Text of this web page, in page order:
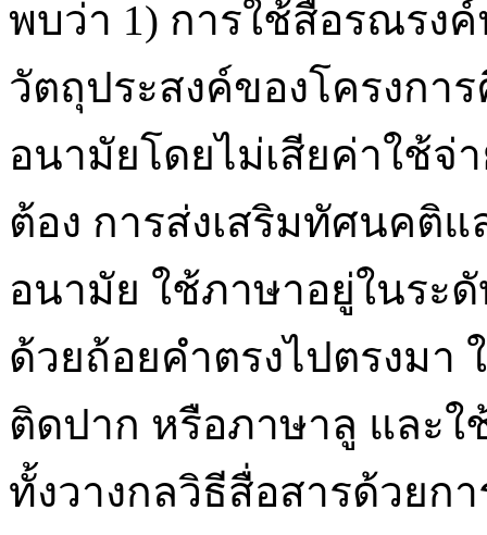
พบว่า 1) การใช้สื่อรณรง
วัตถุประสงค์ของโครงกา
อนามัยโดยไม่เสียค่าใช้จ่
ต้อง การส่งเสริมทัศนคติ
อนามัย ใช้ภาษาอยู่ในระ
ด้วยถ้อยคำตรงไปตรงมา
ติดปาก หรือภาษาลู และ
ทั้งวางกลวิธีสื่อสารด้วยก